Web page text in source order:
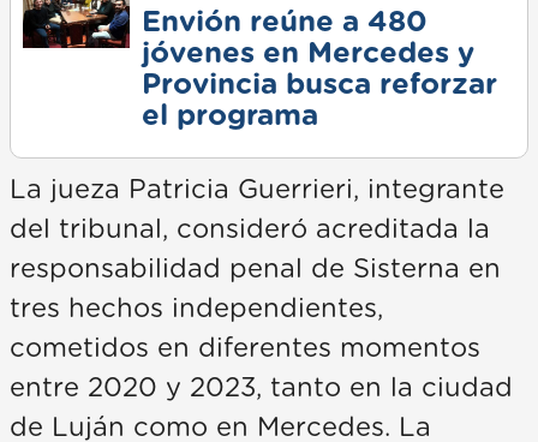
Envión reúne a 480
jóvenes en Mercedes y
Provincia busca reforzar
el programa
La jueza Patricia Guerrieri, integrante
del tribunal, consideró acreditada la
responsabilidad penal de Sisterna en
tres hechos independientes,
cometidos en diferentes momentos
entre 2020 y 2023, tanto en la ciudad
de Luján como en Mercedes. La